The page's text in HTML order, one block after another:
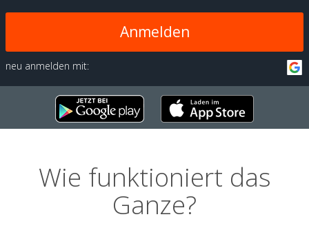
Anmelden
neu anmelden mit:
Wie funktioniert das
Ganze?